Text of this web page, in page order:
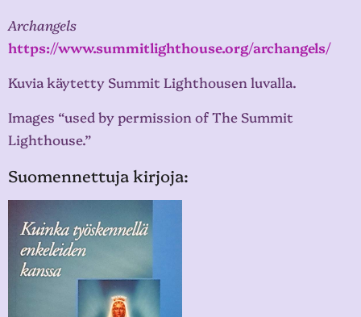
Archangels
https://www.summitlighthouse.org/archangels/
Kuvia käytetty Summit Lighthousen luvalla.
Images “used by permission of The Summit
Lighthouse.”
Suomennettuja kirjoja: